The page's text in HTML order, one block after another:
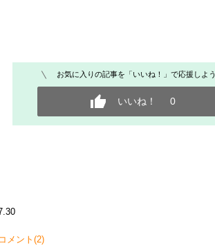
お気に入りの記事を「いいね！」で応援しよう
いいね！ 0
コメント(2)